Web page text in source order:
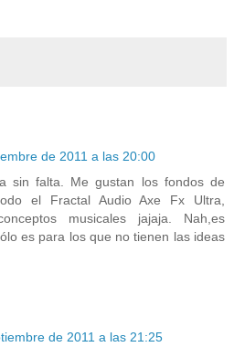
de 2011 a las 20:00
sin falta. Me gustan los fondos de
el Fractal Audio Axe Fx Ultra,
musicales jajaja. Nah,es
es para los que no tienen las ideas
de 2011 a las 21:25